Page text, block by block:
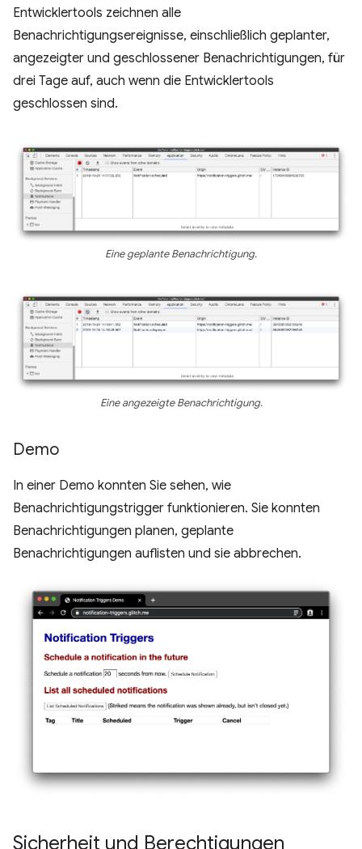
Entwicklertools zeichnen alle
Benachrichtigungsereignisse, einschließlich geplanter,
angezeigter und geschlossener Benachrichtigungen, für
drei Tage auf, auch wenn die Entwicklertools
geschlossen sind.
Eine geplante Benachrichtigung.
Eine angezeigte Benachrichtigung.
Demo
In einer Demo konnten Sie sehen, wie
Benachrichtigungstrigger funktionieren. Sie konnten
Benachrichtigungen planen, geplante
Benachrichtigungen auflisten und sie abbrechen.
Sicherheit und Berechtigungen